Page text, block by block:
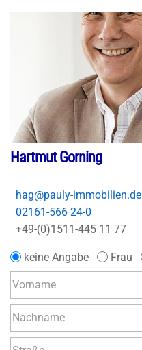
Hartmut Gorning
hag@pauly-immobilien.de
02161-566 24-0
+49-(0)1511-445 11 77
keine Angabe Frau